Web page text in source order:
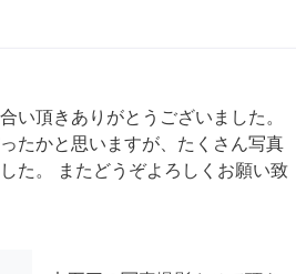
い頂きありがとうございました。
たかと思いますが、たくさん写真
た。 またどうぞよろしくお願い致